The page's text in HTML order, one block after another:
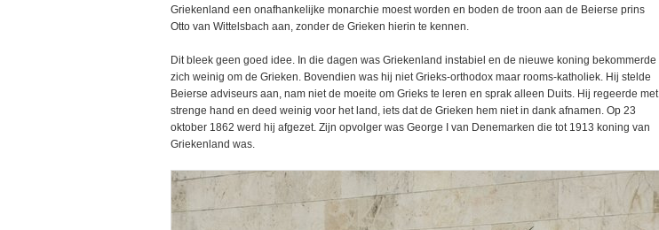
Griekenland een onafhankelijke monarchie moest worden en boden de troon aan de Beierse prins
Otto van Wittelsbach aan, zonder de Grieken hierin te kennen.
Dit bleek geen goed idee. In die dagen was Griekenland instabiel en de nieuwe koning bekommerde
zich weinig om de Grieken. Bovendien was hij niet Grieks-orthodox maar rooms-katholiek. Hij stelde
Beierse adviseurs aan, nam niet de moeite om Grieks te leren en sprak alleen Duits. Hij regeerde met
strenge hand en deed weinig voor het land, iets dat de Grieken hem niet in dank afnamen. Op 23
oktober 1862 werd hij afgezet. Zijn opvolger was George I van Denemarken die tot 1913 koning van
Griekenland was.